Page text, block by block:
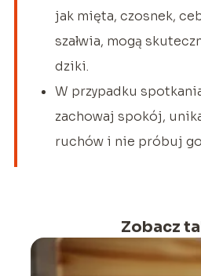
jak mięta, czosnek,
szałwia, mogą
dziki.
W przypadku
zachowaj spokój,
ruchów i nie próbuj go
Zobacz